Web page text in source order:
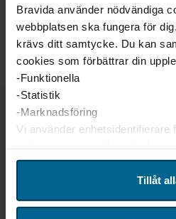
Bravida använder nödvändiga
webbplatsen ska fungera för
krävs ditt samtycke. Du kan
cookies som förbättrar din
-Funktionella
-Statistik
-Marknadsföring
Vi använder enhetsidentifierare
för sociala medier och
vidarebefordrar även sådana
information från din enhet till de
Tillåt
Kontaktuppgifter
Stensborgsgatan 4